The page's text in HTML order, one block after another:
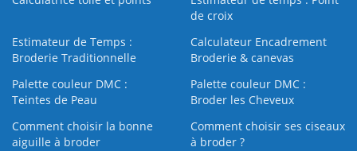
de croix
Estimateur de Temps :
Broderie Traditionnelle
Calculateur Encadrement
Broderie & canevas
Palette couleur DMC :
Teintes de Peau
Palette couleur DMC :
Broder les Cheveux
Comment choisir la bonne
aiguille à broder
Comment choisir ses ciseaux
à broder ?